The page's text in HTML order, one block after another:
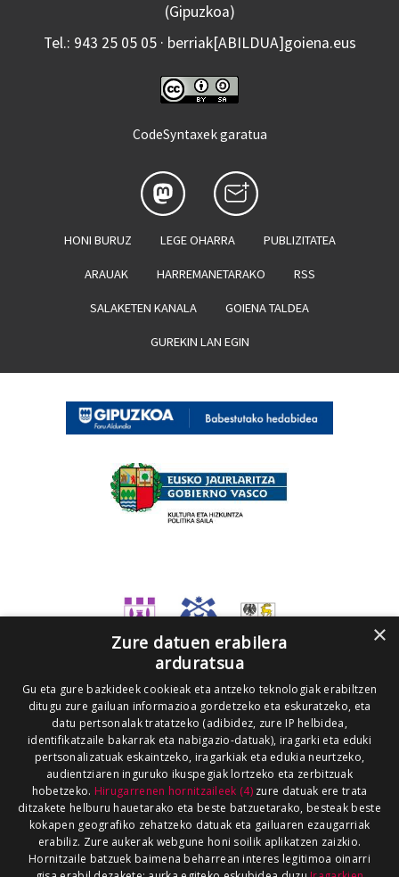
(Gipuzkoa)
Tel.: 943 25 05 05 · berriak[ABILDUA]goiena.eus
CodeSyntaxek garatua
HONI BURUZ LEGE OHARRA PUBLIZITATEA
ARAUAK HARREMANETARAKO RSS
SALAKETEN KANALA GOIENA TALDEA
GUREKIN LAN EGIN
×
Zure datuen erabilera
arduratsua
Gu eta gure bazkideek cookieak eta antzeko teknologiak erabiltzen
ditugu zure gailuan informazioa gordetzeko eta eskuratzeko, eta
datu pertsonalak tratatzeko (adibidez, zure IP helbidea,
identifikatzaile bakarrak eta nabigazio-datuak), iragarki eta eduki
pertsonalizatuak eskaintzeko, iragarkiak eta edukia neurtzeko,
audientziaren inguruko ikuspegiak lortzeko eta zerbitzuak
hobetzeko. Hirugarrenen hornitzaileek (4)zure datuak ere trata
ditzakete helburu hauetarako eta beste batzuetarako, besteak beste
kokapen geografiko zehatzeko datuak eta gailuaren ezaugarriak
erabiliz. Zure aukerak webgune honi soilik aplikatzen zaizkio.
Hornitzaile batzuek baimena beharrean interes legitimoa oinarri